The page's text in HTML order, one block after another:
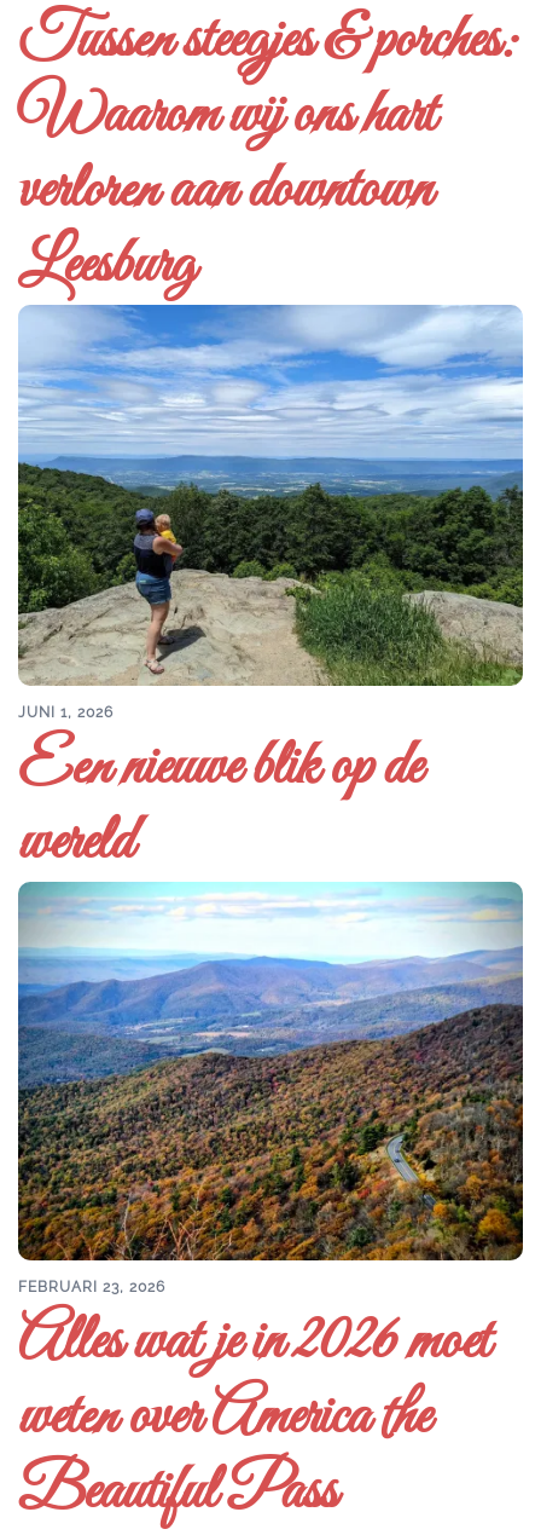
Tussen steegjes & porches:
Waarom wij ons hart
verloren aan downtown
Leesburg
JUNI 1, 2026
Een nieuwe blik op de
wereld
FEBRUARI 23, 2026
Alles wat je in 2026 moet
weten over America the
Beautiful Pass